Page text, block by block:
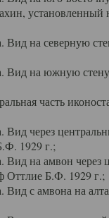
установленный
на северную
Вид на южную
часть
через
1929 г.;
на амвон через
Оттлие Б.Ф. 1929 г.;
с амвона на